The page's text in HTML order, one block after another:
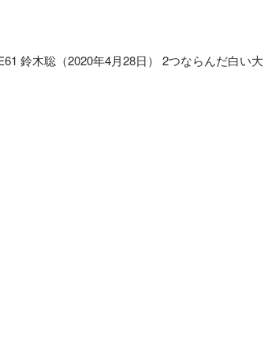
鈴木聡（2020年4月28日） 2つならんだ白い大